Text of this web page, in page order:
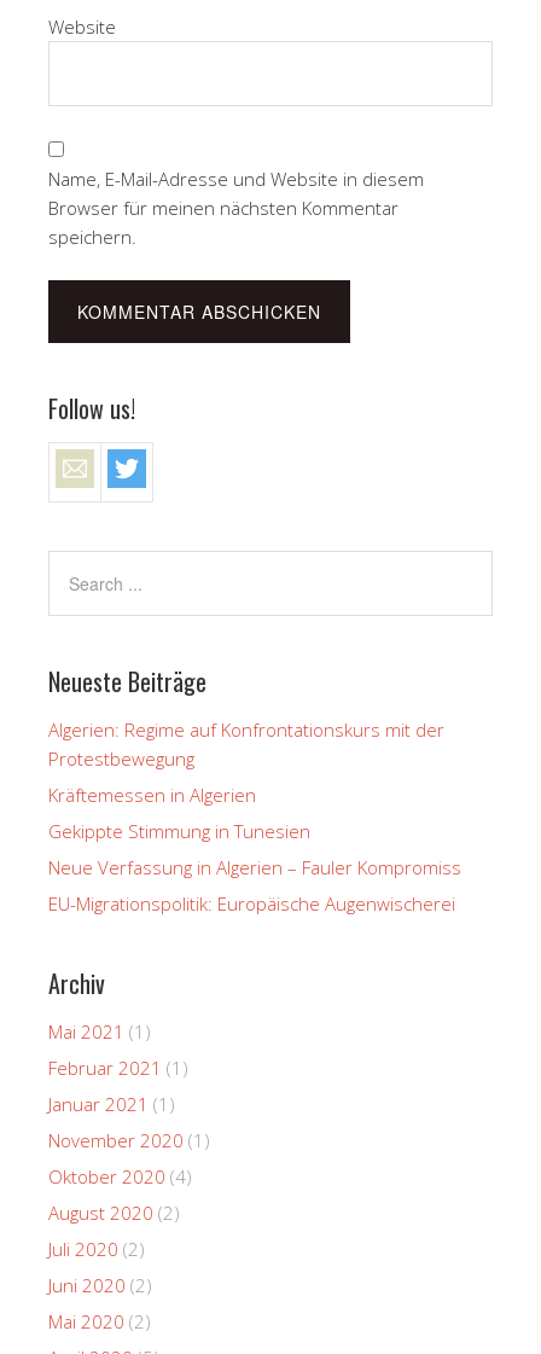
Website
Name, E-Mail-Adresse und Website in diesem
Browser für meinen nächsten Kommentar
speichern.
Follow us!
Neueste Beiträge
Algerien: Regime auf Konfrontationskurs mit der
Protestbewegung
Kräftemessen in Algerien
Gekippte Stimmung in Tunesien
Neue Verfassung in Algerien – Fauler Kompromiss
EU-Migrationspolitik: Europäische Augenwischerei
Archiv
Mai 2021 (1)
Februar 2021 (1)
Januar 2021 (1)
November 2020 (1)
Oktober 2020 (4)
August 2020 (2)
Juli 2020 (2)
Juni 2020 (2)
Mai 2020 (2)